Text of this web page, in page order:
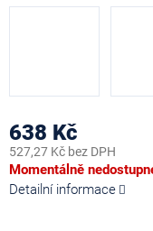
638 Kč
527,27 Kč bez DPH
Měrná
cena:
Momentálně
Detailní informace